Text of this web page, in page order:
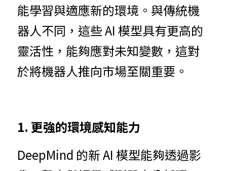
能學習與適應新的環境。與傳統機
器人不同，這些 AI 模型具有更高的
靈活性，能夠應對未知變數，這對
於將機器人推向市場至關重要。
1. 更強的環境感知能力
DeepMind 的新 AI 模型能夠透過影